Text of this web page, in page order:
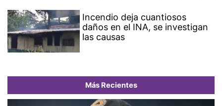
Incendio deja cuantiosos
daños en el INA, se investigan
las causas
Más Recientes